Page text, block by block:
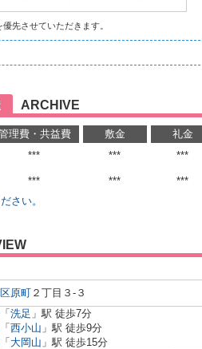
先させていただきます。
ARCHIVE
理費・共益費 敷金 礼金
*** *** ***
*** *** ***
さい。
原町 ２丁目３-３
「 洗足 」駅 徒歩7分
「 西小山 」駅 徒歩9分
「 大岡山 」駅 徒歩15分